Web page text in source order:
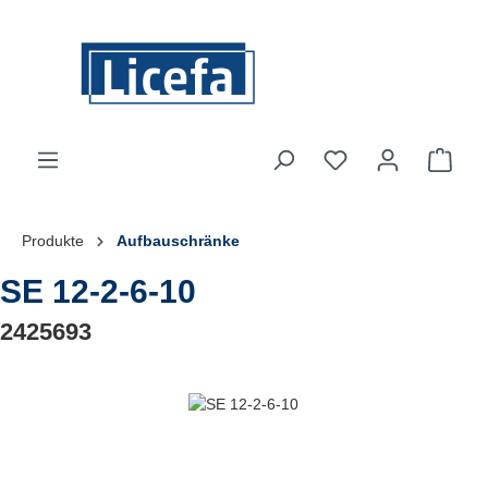
Du hast 0
Produkte Aufbauschränke
SE 12-2-6-10
2425693
Bildergalerie überspringen